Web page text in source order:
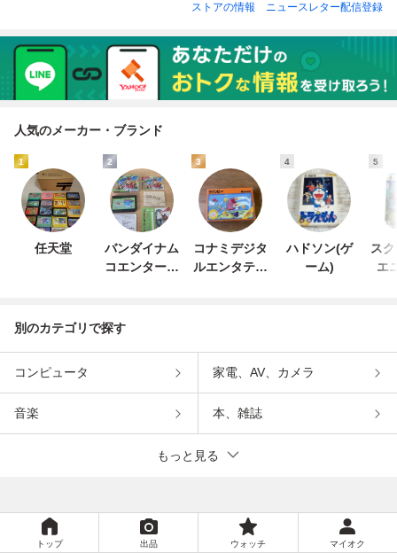
ストアの情報
ニュースレター配信登録
人気のメーカー・ブランド
1
任天堂
2
バンダイナム
コエンターテ
3
コナミデジタ
ルエンタテイ
4
ハドソン(ゲ
ーム)
5
ス
エ
別のカテゴリで探す
コンピュータ 家電、AV、カメラ
音楽 本、雑誌
もっと見る
トップ 出品 ウォッチ マイオク